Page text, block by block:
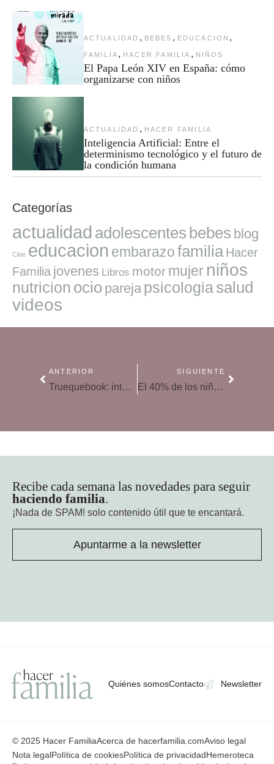
ACTUALIDAD , BEBES , EDUCACION ,
FAMILIA , HACER FAMILIA , NIÑOS
El Papa León XIV en España: cómo
organizarse con niños
ACTUALIDAD , HACER FAMILIA
Inteligencia Artificial: Entre el
determinismo tecnológico y el futuro de
la condición humana
Categorías
actualidad adolescentes bebes blog
Cine educacion embarazofamilia Hacer
Familia jovenes Libros motor mujer niños
nutricion ocio pareja psicologiasalud
videos
ANTERIOR
Truequebook: intercambia libros y material escolar
SIGUIENTE
El 40% de los niños con TDAH mantiene el trastorno de adultos
Recibe cada semana las novedades para seguir
haciendo familia.
¡Nada de SPAM! solo contenido útil que te encantará.
Apuntarme a la newsletter
Quiénes somosContacto Newsletter
© 2025 Hacer FamiliaAcerca de hacerfamilia.comAviso legal
Nota legalPolítica de cookiesPolítica de privacidadHemeroteca